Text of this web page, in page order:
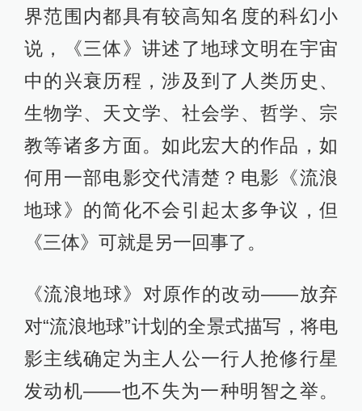
界范围内都具有较高知名度的科幻小
说，《三体》讲述了地球文明在宇宙
中的兴衰历程，涉及到了人类历史、
生物学、天文学、社会学、哲学、宗
教等诸多方面。如此宏大的作品，如
何用一部电影交代清楚？电影《流浪
地球》的简化不会引起太多争议，但
《三体》可就是另一回事了。
《流浪地球》对原作的改动——放弃
对“流浪地球”计划的全景式描写，将电
影主线确定为主人公一行人抢修行星
发动机——也不失为一种明智之举。